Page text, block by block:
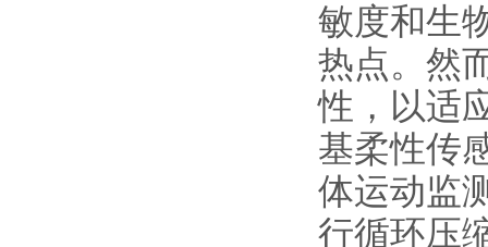
敏度和生
热点。然
性，以适
基柔性传
体运动监
行循环压